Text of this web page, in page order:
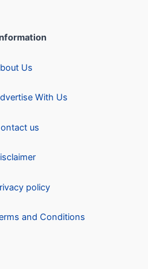
Information:
About Us
Advertise With Us
Contact us
Disclaimer
Privacy policy
Terms and Conditions